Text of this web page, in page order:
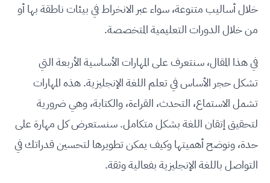
خلال أساليب متنوعة، سواء عبر الانخراط في بيئات ناطقة بها أو
من خلال الدورات التعليمية المتخصصة.
في هذا المقال، سنتعرف على المهارات الأساسية الأربعة التي
تشكل حجر الأساس في تعلم اللغة الإنجليزية. هذه المهارات
تشمل الاستماع، التحدث، القراءة، والكتابة، وهي ضرورية
لتحقيق إتقان اللغة بشكل متكامل. سنستعرض كل مهارة على
حدة، ونوضح أهميتها وكيف يمكن تطويرها لتحسين قدراتك في
التواصل باللغة الإنجليزية بفعالية وثقة.